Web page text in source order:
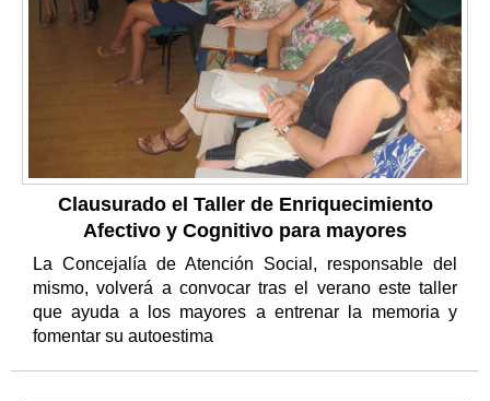
Clausurado el Taller de Enriquecimiento
Afectivo y Cognitivo para mayores
La Concejalía de Atención Social, responsable del
mismo, volverá a convocar tras el verano este taller
que ayuda a los mayores a entrenar la memoria y
fomentar su autoestima